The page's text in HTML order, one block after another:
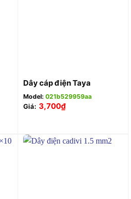
Dây cáp điện Taya
Model: 021b529959aa
Giá: 3,700₫